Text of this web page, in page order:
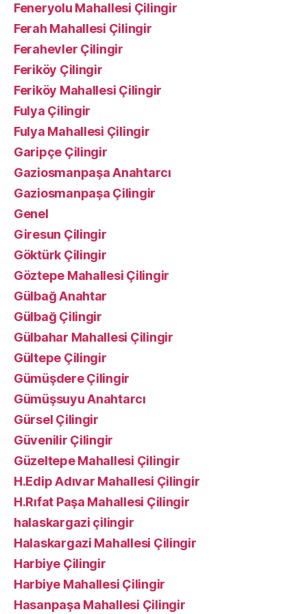
Feneryolu Mahallesi Çilingir
Ferah Mahallesi Çilingir
Ferahevler Çilingir
Feriköy Çilingir
Feriköy Mahallesi Çilingir
Fulya Çilingir
Fulya Mahallesi Çilingir
Garipçe Çilingir
Gaziosmanpaşa Anahtarcı
Gaziosmanpaşa Çilingir
Genel
Giresun Çilingir
Göktürk Çilingir
Göztepe Mahallesi Çilingir
Gülbağ Anahtar
Gülbağ Çilingir
Gülbahar Mahallesi Çilingir
Gültepe Çilingir
Gümüşdere Çilingir
Gümüşsuyu Anahtarcı
Gürsel Çilingir
Güvenilir Çilingir
Güzeltepe Mahallesi Çilingir
H.Edip Adıvar Mahallesi Çilingir
H.Rıfat Paşa Mahallesi Çilingir
halaskargazi çilingir
Halaskargazi Mahallesi Çilingir
Harbiye Çilingir
Harbiye Mahallesi Çilingir
Hasanpaşa Mahallesi Çilingir